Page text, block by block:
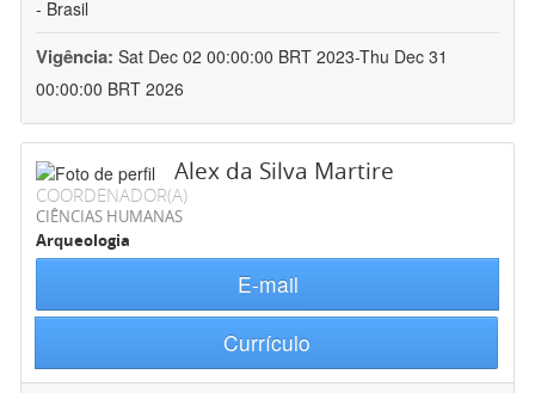
- Brasil
Vigência: Sat Dec 02 00:00:00 BRT 2023-Thu Dec 31
00:00:00 BRT 2026
Alex da Silva Martire
COORDENADOR(A)
CIÊNCIAS HUMANAS
Arqueologia
E-mail
Currículo